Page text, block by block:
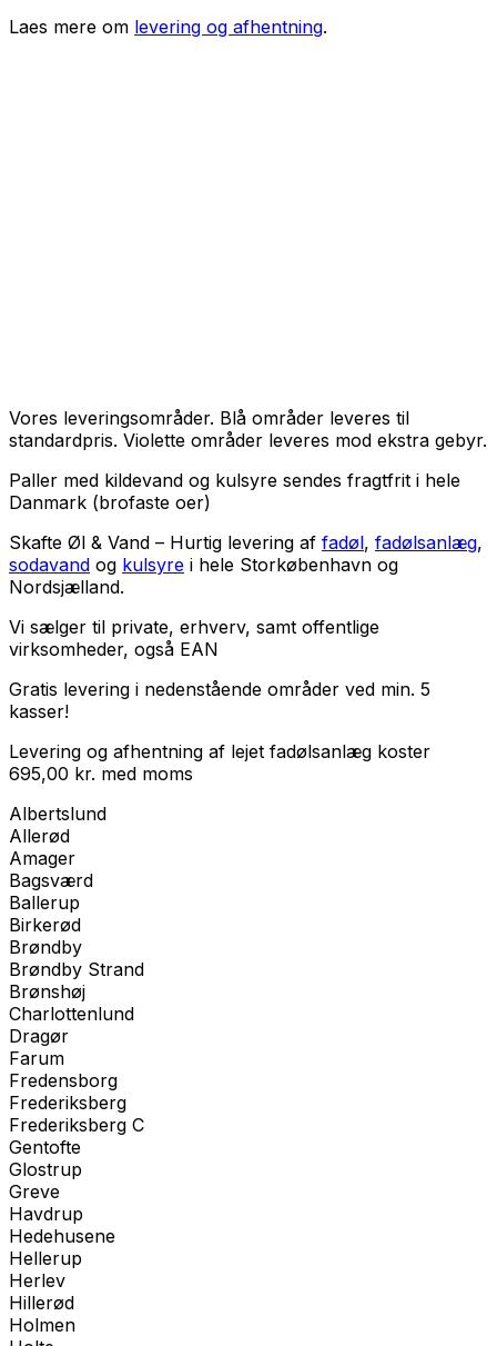
Laes mere om levering og afhentning.
Vores leveringsområder. Blå områder leveres til
standardpris. Violette områder leveres mod ekstra gebyr.
Paller med kildevand og kulsyre sendes fragtfrit i hele
Danmark (brofaste oer)
Skafte Øl & Vand – Hurtig levering af fadøl, fadølsanlæg,
sodavand og kulsyre i hele Storkøbenhavn og
Nordsjælland.
Vi sælger til private, erhverv, samt offentlige
virksomheder, også EAN
Gratis levering i nedenstående områder ved min. 5
kasser!
Levering og afhentning af lejet fadølsanlæg koster
695,00 kr. med moms
Albertslund
Allerød
Amager
Bagsværd
Ballerup
Birkerød
Brøndby
Brøndby Strand
Brønshøj
Charlottenlund
Dragør
Farum
Fredensborg
Frederiksberg
Frederiksberg C
Gentofte
Glostrup
Greve
Havdrup
Hedehusene
Hellerup
Herlev
Hillerød
Holmen